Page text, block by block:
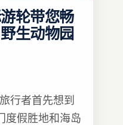
轮带您畅
生动物园
行者首先想到
度假胜地和海岛